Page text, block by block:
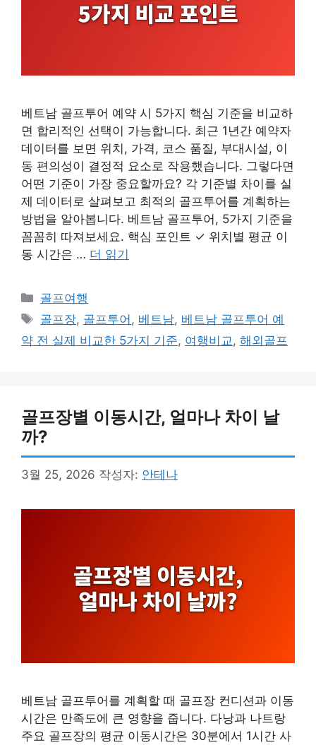
베트남 골프투어 예약 시 5가지 핵심 기준을 비교하
면 합리적인 선택이 가능합니다. 최근 1년간 예약자
데이터를 보면 위치, 가격, 코스 품질, 부대시설, 이
동 편의성이 결정적 요소로 작용했습니다. 그렇다면
어떤 기준이 가장 중요할까요? 각 기준별 차이를 실
제 데이터로 살펴보고 최적의 골프투어를 계획하는
방법을 알아봅니다. 베트남 골프투어, 5가지 기준을
꼼꼼히 따져보세요. 핵심 포인트 ✓ 위치별 평균 이
동 시간은 … 더 읽기
카
테
리
골프여행
태
그
골프장, 골프투어 , 베트남, 베트남 골프투어 예
약 전 실제 비교한 5가지 기준, 여행비교, 해외골프
골프장별 이동시간, 얼마나 차이 날
까?
3월 25, 2026 작성자: 안테나
베트남 골프투어를 계획할 때 골프장 컨디션과 이동
시간은 만족도에 큰 영향을 줍니다. 다낭과 나트랑
주요 골프장의 평균 이동시간은 30분에서 1시간 사